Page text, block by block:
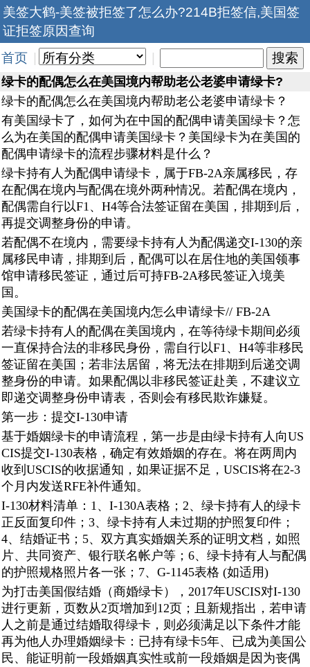
美签大鹤-美签被拒签了怎么办?214B拒签信,美国签
证拒签原因查询
首页
绿卡的配偶怎么在美国境内帮助老公老婆申请绿卡?
绿卡的配偶怎么在美国境内帮助老公老婆申请绿卡？
有美国绿卡了，如何为在中国的配偶申请美国绿卡？怎
么为在美国的配偶申请美国绿卡？美国绿卡为在美国的
配偶申请绿卡的流程步骤材料是什么？
绿卡持有人为配偶申请绿卡，属于FB-2A亲属移民，存
在配偶在境内与配偶在境外两种情况。若配偶在境内，
配偶需自行以F1、H4等合法签证留在美国，排期到后，
再提交调整身份的申请。
若配偶不在境内，需要绿卡持有人为配偶递交I-130的亲
属移民申请，排期到后，配偶可以在居住地的美国领事
馆申请移民签证，通过后可持FB-2A移民签证入境美
国。
美国绿卡的配偶在美国境内怎么申请绿卡// FB-2A
若绿卡持有人的配偶在美国境内，在等待绿卡期间必须
一直保持合法的非移民身份，需自行以F1、H4等非移民
签证留在美国；若非法居留，将无法在排期到后递交调
整身份的申请。如果配偶以非移民签证赴美，不建议立
即递交调整身份申请表，否则会有移民欺诈嫌疑。
第一步：提交I-130申请
基于婚姻绿卡的申请流程，第一步是由绿卡持有人向US
CIS提交I-130表格，确定有效婚姻的存在。将在两周内
收到USCIS的收据通知，如果证据不足，USCIS将在2-3
个月内发送RFE补件通知。
I-130材料清单：1、I-130A表格；2、绿卡持有人的绿卡
正反面复印件；3、绿卡持有人未过期的护照复印件；
4、结婚证书；5、双方真实婚姻关系的证明文档，如照
片、共同资产、银行联名帐户等；6、绿卡持有人与配偶
的护照规格照片各一张；7、G-1145表格 (如适用)
为打击美国假结婚（商婚绿卡），2017年USCIS对I-130
进行更新，页数从2页增加到12页；且新规指出，若申请
人之前是通过结婚取得绿卡，则必须满足以下条件才能
再为他人办理婚姻绿卡：已持有绿卡5年、已成为美国公
民、能证明前一段婚姻真实性或前一段婚姻是因为丧偶